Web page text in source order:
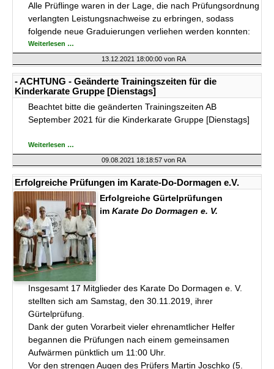
Alle Prüflinge waren in der Lage, die nach Prüfungsordnung
verlangten Leistungsnachweise zu erbringen, sodass
folgende neue Graduierungen verliehen werden konnten:
Weiterlesen …
im
Karate-
Dormagen
e.V.
13.12.2021 18:00:00 von RA
- ACHTUNG - Geänderte Trainingszeiten für die
Kinderkarate Gruppe [Dienstags]
Beachtet bitte die geänderten Trainingszeiten AB
September 2021 für die Kinderkarate Gruppe [Dienstags]
Weiterlesen …
- Geänderte
Trainingszeiten
die
Kinderkarate
Gruppe
[Dienstags]
09.08.2021 18:18:57 von RA
Erfolgreiche Prüfungen im Karate-Do-Dormagen e.V.
Erfolgreiche Gürtelprüfungen
im Karate Do Dormagen e. V.
Insgesamt 17 Mitglieder des Karate Do Dormagen e. V.
stellten sich am Samstag, den 30.11.2019, ihrer
Gürtelprüfung.
Dank der guten Vorarbeit vieler ehrenamtlicher Helfer
begannen die Prüfungen nach einem gemeinsamen
Aufwärmen pünktlich um 11:00 Uhr.
Vor den strengen Augen des Prüfers Martin Joschko (5.